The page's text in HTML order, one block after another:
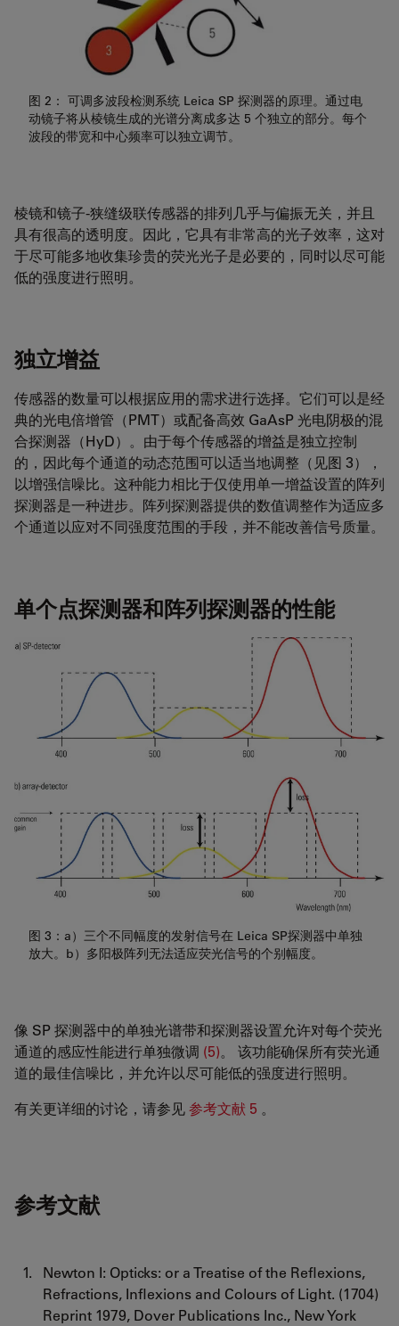
图 2： 可调多波段检测系统 Leica SP 探测器的原理。通过电
动镜子将从棱镜生成的光谱分离成多达 5 个独立的部分。每个
波段的带宽和中心频率可以独立调节。
棱镜和镜子-狭缝级联传感器的排列几乎与偏振无关，并且
具有很高的透明度。因此，它具有非常高的光子效率，这对
于尽可能多地收集珍贵的荧光光子是必要的，同时以尽可能
低的强度进行照明。
独立增益
传感器的数量可以根据应用的需求进行选择。它们可以是经
典的光电倍增管（PMT）或配备高效 GaAsP 光电阴极的混
合探测器（HyD）。由于每个传感器的增益是独立控制
的，因此每个通道的动态范围可以适当地调整（见图 3），
以增强信噪比。这种能力相比于仅使用单一增益设置的阵列
探测器是一种进步。阵列探测器提供的数值调整作为适应多
个通道以应对不同强度范围的手段，并不能改善信号质量。
单个点探测器和阵列探测器的性能
图 3：a）三个不同幅度的发射信号在 Leica SP探测器中单独
放大。b）多阳极阵列无法适应荧光信号的个别幅度。
像 SP 探测器中的单独光谱带和探测器设置允许对每个荧光
通道的感应性能进行单独微调 (5)。 该功能确保所有荧光通
道的最佳信噪比，并允许以尽可能低的强度进行照明。
有关更详细的讨论，请参见参考文献 5 。
参考文献
Newton I: Opticks: or a Treatise of the Reflexions,
Refractions, Inflexions and Colours of Light. (1704)
Reprint 1979, Dover Publications Inc., New York